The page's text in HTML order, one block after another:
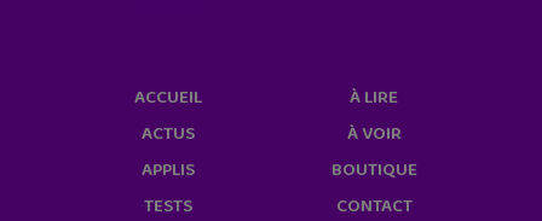
ACCUEIL
ACTUS
APPLIS
TESTS
À LIRE
À VOIR
BOUTIQUE
CONTACT